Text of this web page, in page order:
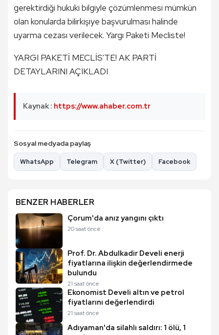
gerektirdiği hukuki bilgiyle çözümlenmesi mümkün
olan konularda bilirkişiye başvurulması halinde
uyarma cezası verilecek. Yargı Paketi Mecliste!
YARGI PAKETİ MECLİS'TE! AK PARTİ
DETAYLARINI AÇIKLADI
Kaynak : https://www.ahaber.com.tr
Sosyal medyada paylaş
WhatsApp Telegram X (Twitter) Facebook
BENZER HABERLER
Çorum'da anız yangını çıktı
20 saat önce
Prof. Dr. Abdulkadir Develi enerji
fiyatlarına ilişkin değerlendirmede
bulundu
21 saat önce
Ekonomist Develi altın ve petrol
fiyatlarını değerlendirdi
21 saat önce
Adıyaman'da silahlı saldırı: 1 ölü, 1